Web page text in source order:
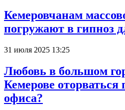
Кемеровчанам
погружают в гипноз
31 июля 2025 13:25
Любовь в большом
Кемерове оторваться
офиса?